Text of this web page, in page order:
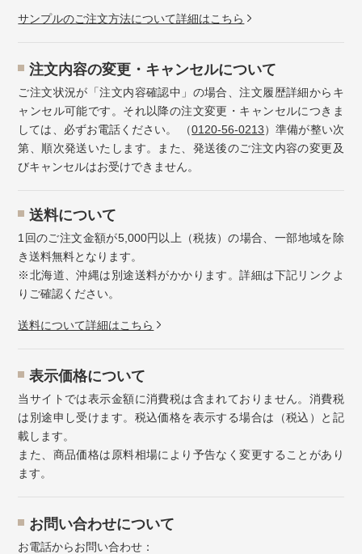
サンプルのご注文方法について詳細はこちら
注⽂内容の変更・キャンセルについて
ご注文状況が「注文内容確認中」の場合、注文履歴詳細からキ
ャンセル可能です。それ以降の注文変更・キャンセルにつきま
しては、必ずお電話ください。 （0120-56-0213）準備が整い次
第、順次発送いたします。また、発送後のご注文内容の変更及
びキャンセルはお受けできません。
送料について
1回のご注文金額が5,000円以上（税抜）の場合、一部地域を除
き送料無料となります。
※北海道、沖縄は別途送料がかかります。詳細は下記リンクよ
りご確認ください。
送料について詳細はこちら
表示価格について
当サイトでは表示金額に消費税は含まれておりません。消費税
は別途申し受けます。税込価格を表示する場合は（税込）と記
載します。
また、商品価格は原料相場により予告なく変更することがあり
ます。
お問い合わせについて
お電話からお問い合わせ：